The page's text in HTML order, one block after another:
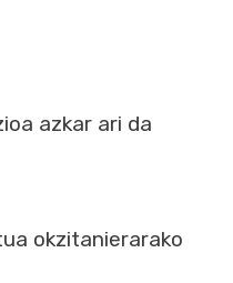
azkar ari da
okzitanierarako